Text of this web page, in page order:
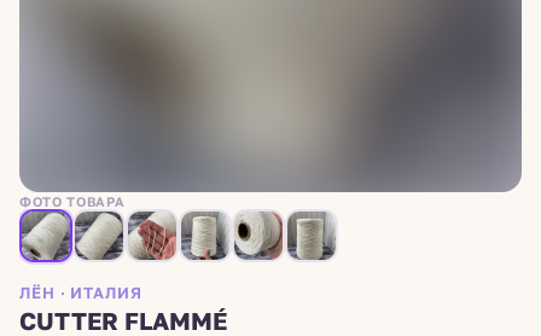
ФОТО ТОВАРА
ЛЁН · ИТАЛИЯ
CUTTER FLAMMÉ